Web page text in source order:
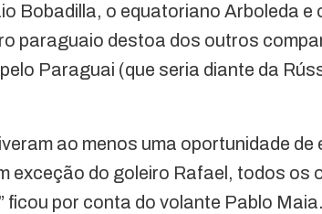
Bobadilla, o equatoriano Arboleda e
paraguaio destoa dos outros
Paraguai (que seria diante da
ao menos uma oportunidade de
exceção do goleiro Rafael, todos os
ficou por conta do volante Pablo